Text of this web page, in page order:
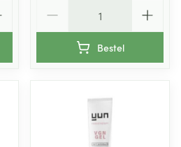
Bestel